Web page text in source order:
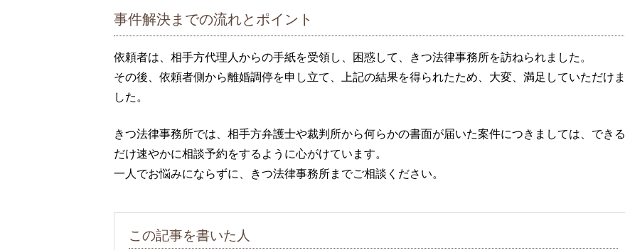
事件解決までの流れとポイント
依頼者は、相手方代理人からの手紙を受領し、困惑して、きつ法律事務所を訪ねられました。
その後、依頼者側から離婚調停を申し立て、上記の結果を得られたため、大変、満足していただけま
した。
きつ法律事務所では、相手方弁護士や裁判所から何らかの書面が届いた案件につきましては、できる
だけ速やかに相談予約をするように心がけています。
一人でお悩みにならずに、きつ法律事務所までご相談ください。
この記事を書いた人